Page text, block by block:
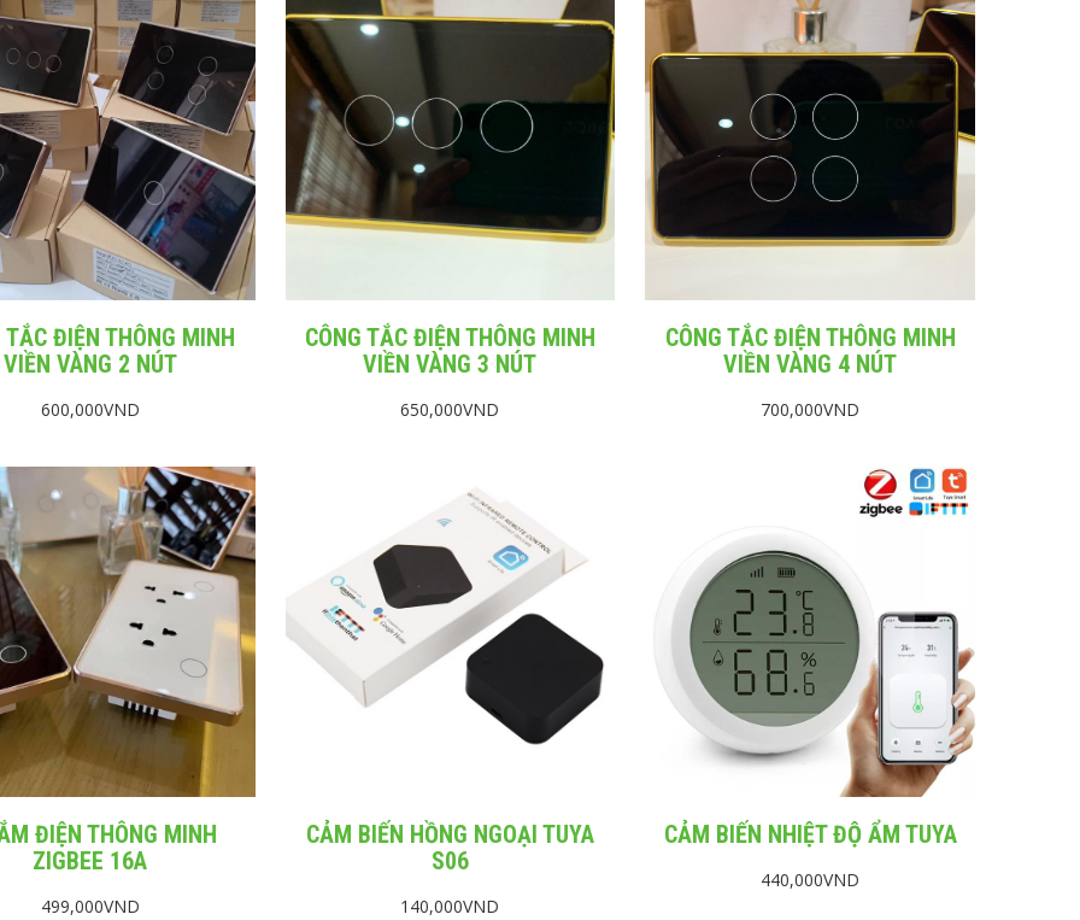
TẮC ĐIỆN THÔNG MINH
VIỀN VÀNG 2 NÚT
600,000VND
CÔNG TẮC ĐIỆN THÔNG MINH
VIỀN VÀNG 3 NÚT
650,000VND
CÔNG TẮC ĐIỆN THÔNG MINH
VIỀN VÀNG 4 NÚT
700,000VND
ĐIỆN THÔNG MINH
ZIGBEE 16A
499,000VND
CẢM BIẾN HỒNG NGOẠI TUYA
S06
140,000VND
CẢM BIẾN NHIỆT ĐỘ ẨM TUYA
440,000VND